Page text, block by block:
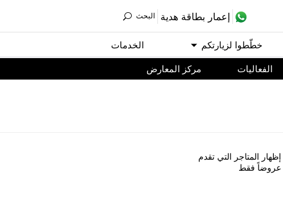
ﺇﻋﻤﺎﺭ ﺑﻄﺎﻗﺔ ﻫﺪﻳﺔ اﻟﺒﺤﺚ
ﺧﻄّﻄﻮا ﻟﺰﻳﺎﺭﺗﻜﻢ اﻟﺨﺪﻣﺎﺕ
اﻟﻔﻌﺎﻟﻴﺎﺕ مركز المعارض
ﺇﻇﻬﺎﺭ اﻟﻤﺘﺎﺟﺮ اﻟﺘﻲ ﺗﻘﺪﻡ
ﻋﺮﻭﺿﺎً ﻓﻘﻂ